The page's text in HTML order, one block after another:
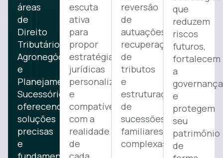
áreas
de
Direito
Tributário,
Agronegócio
e
Planejamento
Sucessório,
oferecendo
soluções
precisas
e
escuta
ativa
para
propor
estratégias
jurídicas
personalizadas
e
compatíveis
com a
realidade
de
reversão
de
autuações,
recuperação
de
tributos
e
estruturação
de
sucessões
familiares
complexas.
que
reduzem
riscos
futuros,
fortalecem
a
governança
e
protegem
seu
patrimônio
de